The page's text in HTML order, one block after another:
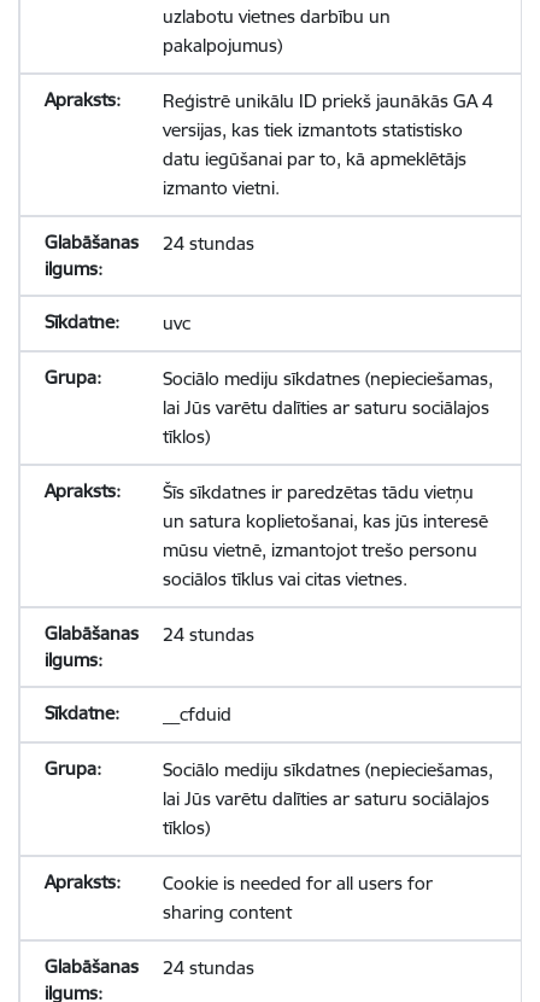
uzlabotu vietnes darbību un
pakalpojumus)
Reģistrē unikālu ID priekš jaunākās GA 4
versijas, kas tiek izmantots statistisko
datu iegūšanai par to, kā apmeklētājs
izmanto vietni.
24 stundas
uvc
Sociālo mediju sīkdatnes (nepieciešamas,
lai Jūs varētu dalīties ar saturu sociālajos
tīklos)
Šīs sīkdatnes ir paredzētas tādu vietņu
un satura koplietošanai, kas jūs interesē
mūsu vietnē, izmantojot trešo personu
sociālos tīklus vai citas vietnes.
24 stundas
__cfduid
Sociālo mediju sīkdatnes (nepieciešamas,
lai Jūs varētu dalīties ar saturu sociālajos
tīklos)
Cookie is needed for all users for
sharing content
24 stundas